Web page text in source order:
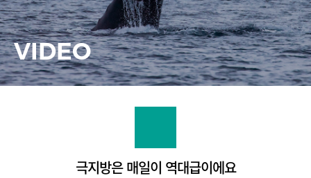
VIDEO
극지방은 매일이 역대급이에요